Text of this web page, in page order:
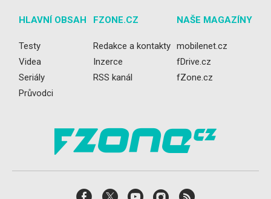
HLAVNÍ OBSAH
Testy
Videa
Seriály
Průvodci
FZONE.CZ
Redakce a kontakty
Inzerce
RSS kanál
NAŠE MAGAZÍNY
mobilenet.cz
fDrive.cz
fZone.cz